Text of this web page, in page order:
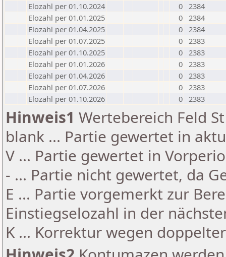
Elozahl per 01.10.2024
0 2384
Elozahl per 01.01.2025
0 2384
Elozahl per 01.04.2025
0 2384
Elozahl per 01.07.2025
0 2383
Elozahl per 01.10.2025
0 2383
Elozahl per 01.01.2026
0 2383
Elozahl per 01.04.2026
0 2383
Elozahl per 01.07.2026
0 2383
Elozahl per 01.10.2026
0 2383
Hinweis1 Wertebereich Feld
blank ... Partie gewertet in
V ... Partie gewertet in
- ... Partie nicht gewertet, da
E ... Partie vorgemerkt zur
Einstiegselozahl in der
K ... Korrektur wegen